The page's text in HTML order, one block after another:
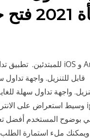
قابل للتنزيل. واجهة
ملء استمارة الطلب